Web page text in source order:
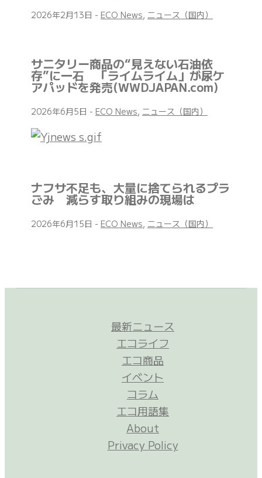
2026年2月13日 - ECO News, ニュース（国内）
サニタリー商品の“見えない石油依
存”に一石 「ライムライム」が尿ケ
アパッドを発売(WWDJAPAN.com)
2026年6月5日 - ECO News, ニュース（国内）
ナフサ不足も、大量に捨てられるプラ
ごみ 減らす取り組みの現場は
2026年6月15日 - ECO News, ニュース（国内）
最新ニュース
エコライフ
エコ商品
イベント
コラム
エコ用語集
About
Privacy Policy